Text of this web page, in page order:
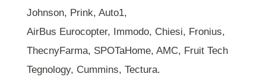
Johnson, Prink, Auto1,
AirBus Eurocopter, Immodo, Chiesi, Fronius,
ThecnyFarma, SPOTaHome, AMC, Fruit Tech
Tegnology, Cummins, Tectura.